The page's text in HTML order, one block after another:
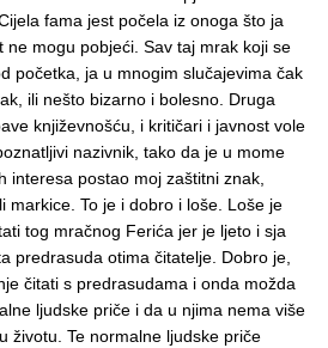
fama jest počela iz onoga što ja
ne mogu pobjeći. Sav taj mrak koji se
početka, ja u mnogim slučajevima čak
ili nešto bizarno i bolesno. Druga
književnošću, i kritičari i javnost vole
nazivnik, tako da je u mome
interesa postao moj zaštitni znak,
markice. To je i dobro i loše. Loše je
tog mračnog Ferića jer je ljeto i sja
predrasuda otima čitatelje. Dobro je,
čitati s predrasudama i onda možda
ljudske priče i da u njima nema više
životu. Te normalne ljudske priče